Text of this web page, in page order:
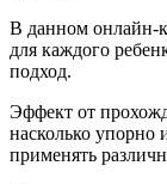
В данном онлайн-
для каждого
подход.
Эффект от
насколько упорно
применять